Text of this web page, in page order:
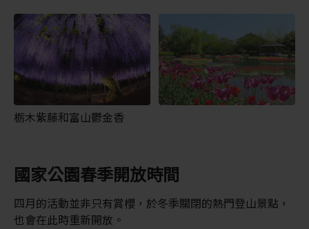
栃木紫藤和富山鬱金香
國家公園春季開放時間
四月的活動並非只有賞櫻，於冬季關閉的熱門登山景點，
也會在此時重新開放。